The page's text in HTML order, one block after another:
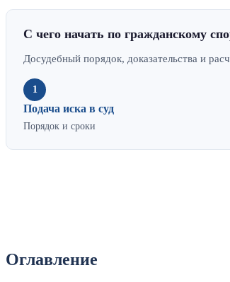
С чего начать по гражданскому
Досудебный порядок, доказательства и
1
Подача иска в суд
Порядок и сроки
Оглавление